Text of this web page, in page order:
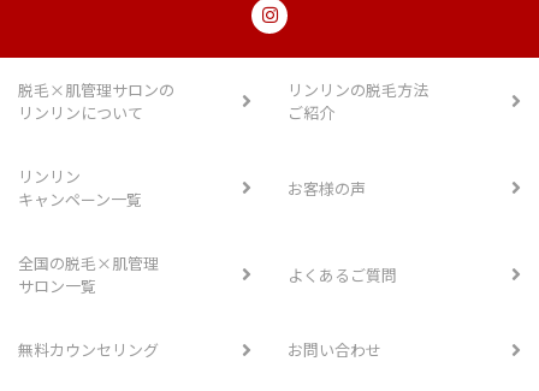
脱毛×肌管理サロンの
リンリンについて
リンリンの脱毛方法
ご紹介
リンリン
キャンペーン一覧
お客様の声
全国の脱毛×肌管理
サロン一覧
よくあるご質問
無料カウンセリング お問い合わせ